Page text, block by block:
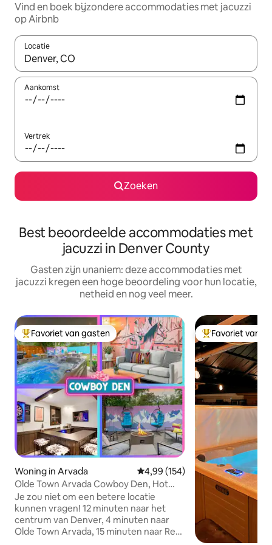
Vind en boek bijzondere accommodaties met jacuzzi
op Airbnb
Locatie
Wanneer er suggesties beschikbaar zijn, maak je een keuze
Aankomst
Vertrek
Zoeken
Best beoordeelde accommodaties met
jacuzzi in Denver County
Gasten zijn unaniem: deze accommodaties met
jacuzzi kregen een hoge beoordeling voor hun locatie,
netheid en nog veel meer.
Topfavoriet van gasten
Favoriet van gasten
Woning in Arvada Gemiddelde beoordeling van
4,99 (154)
Olde Town Arvada Cowboy Den, Hot
Tub, Bball & Bar!
Je zou niet om een betere locatie
kunnen vragen! 12 minuten naar het
centrum van Denver, 4 minuten naar
Olde Town Arvada, 15 minuten naar Red
Topfavoriet van
Favoriet van